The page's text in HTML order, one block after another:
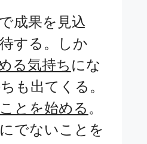
で成果を見込
する。しか
る気持ち にな
も出てくる。
とを始める 。
でないことを